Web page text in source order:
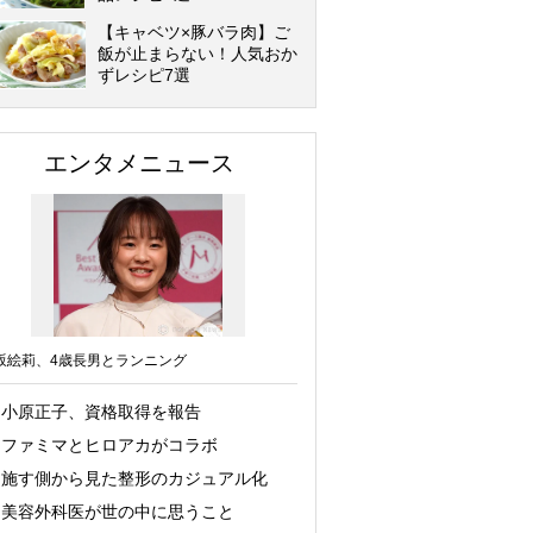
【キャベツ×豚バラ肉】ご
飯が止まらない！人気おか
ずレシピ7選
エンタメニュース
絵莉、4歳長男とランニング
小原正子、資格取得を報告
ファミマとヒロアカがコラボ
施す側から見た整形のカジュアル化
美容外科医が世の中に思うこと